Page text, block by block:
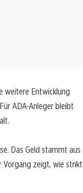
weitere Entwicklung
ADA-Anleger bleibt
Das Geld stammt aus
Vorgang zeigt, wie strikt